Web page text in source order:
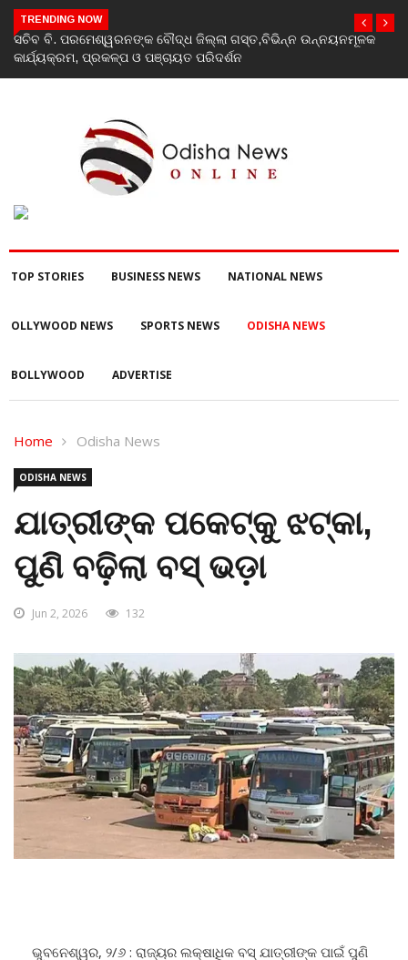
TRENDING NOW
India’s youth greatest strength, potential unmatched globally:
Rahul Gandhi at ‘Chhatron Ki Goonj’ event
TOP STORIES BUSINESS NEWS NATIONAL NEWS
OLLYWOOD NEWS SPORTS NEWS ODISHA NEWS
BOLLYWOOD ADVERTISE
Home Odisha News
ODISHA NEWS
ଯାତ୍ରୀଙ୍କ ପକେଟ୍‌କୁ ଝଟ୍‌କା,
ପୁଣି ବଢ଼ିଲା ବସ୍ ଭଡ଼ା
Jun 2, 2026 132
ଭୁବନେଶ୍ୱର, ୨/୬ : ରାଜ୍ୟର ଲକ୍ଷାଧିକ ବସ୍ ଯାତ୍ରୀଙ୍କ ପାଇଁ ପୁଣି